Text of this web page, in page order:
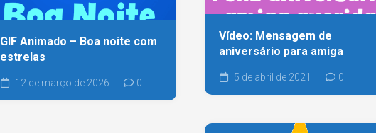
GIF Animado – Boa noite com
estrelas
12 de março de 2026 0
Vídeo: Mensagem de
aniversário para amiga
5 de abril de 2021 0